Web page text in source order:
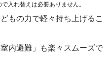
入れ替えは必要ありません 。
もの力で軽々持ち上げるこ
内避難」も楽々スムーズで